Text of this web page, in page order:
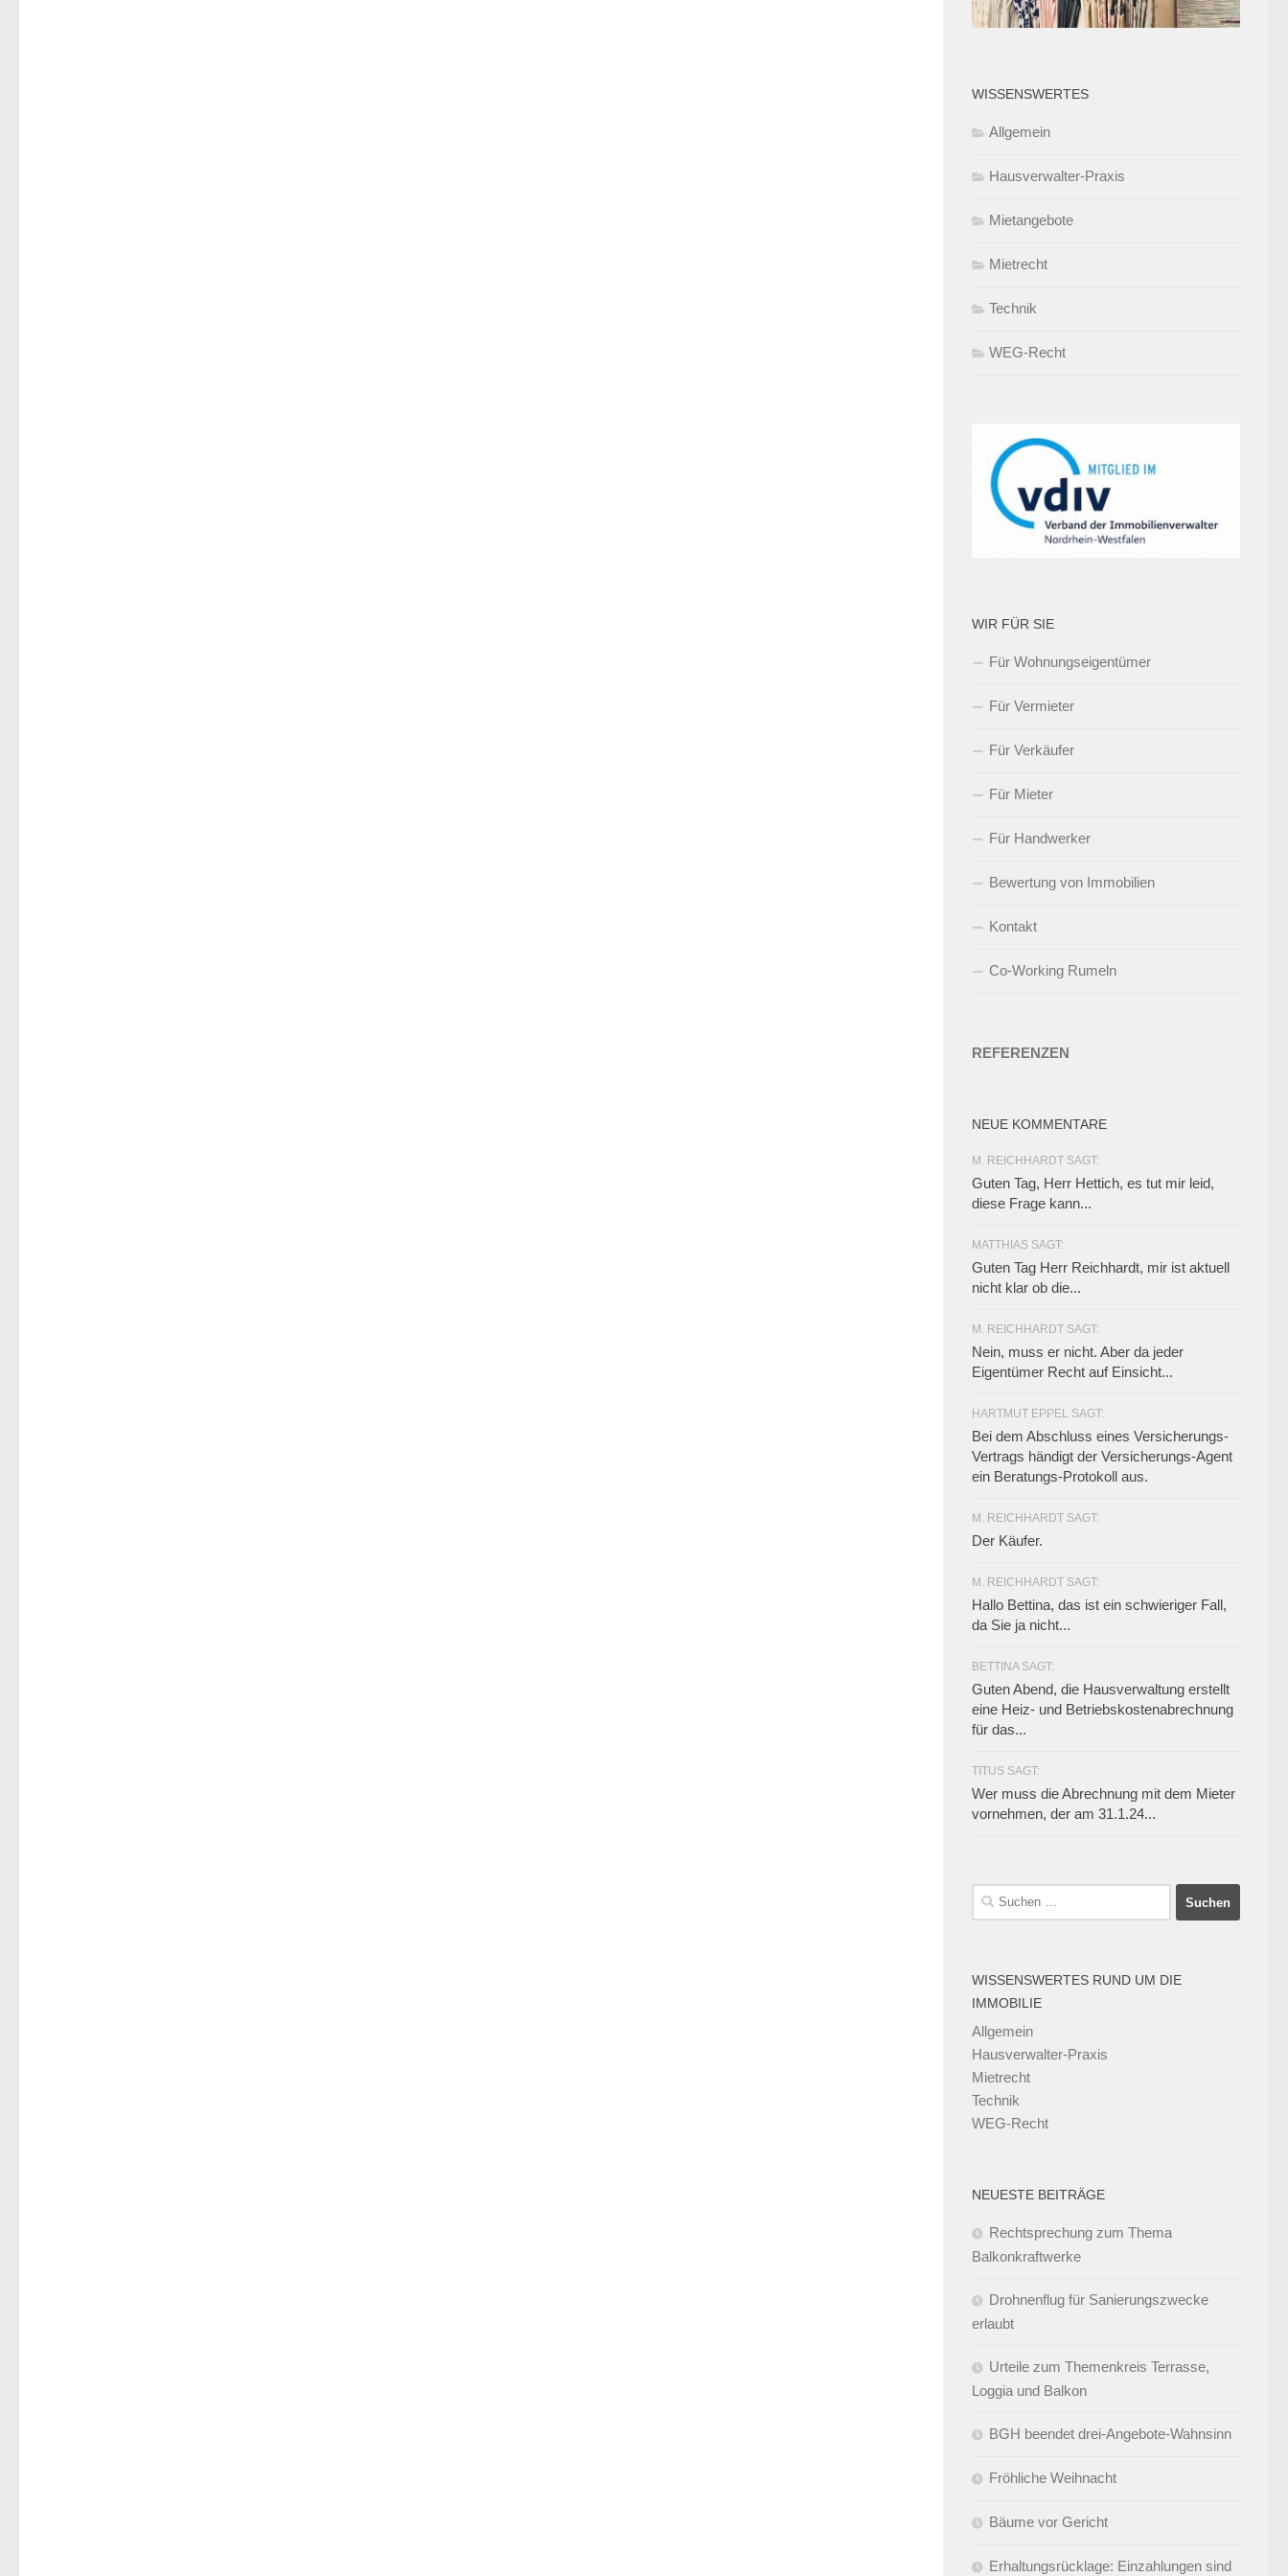
WISSENSWERTES
Allgemein
Hausverwalter-Praxis
Mietangebote
Mietrecht
Technik
WEG-Recht
WIR FÜR SIE
Für Wohnungseigentümer
Für Vermieter
Für Verkäufer
Für Mieter
Für Handwerker
Bewertung von Immobilien
Kontakt
Co-Working Rumeln
REFERENZEN
NEUE KOMMENTARE
M. REICHHARDT SAGT:
Guten Tag, Herr Hettich, es tut mir leid,
diese Frage kann...
MATTHIAS SAGT:
Guten Tag Herr Reichhardt, mir ist aktuell
nicht klar ob die...
M. REICHHARDT SAGT:
Nein, muss er nicht. Aber da jeder
Eigentümer Recht auf Einsicht...
HARTMUT EPPEL SAGT:
Bei dem Abschluss eines Versicherungs-
Vertrags händigt der Versicherungs-Agent
ein Beratungs-Protokoll aus.
M. REICHHARDT SAGT:
Der Käufer.
M. REICHHARDT SAGT:
Hallo Bettina, das ist ein schwieriger Fall,
da Sie ja nicht...
BETTINA SAGT:
Guten Abend, die Hausverwaltung erstellt
eine Heiz- und Betriebskostenabrechnung
für das...
TITUS SAGT:
Wer muss die Abrechnung mit dem Mieter
vornehmen, der am 31.1.24...
Suchen
nach:
WISSENSWERTES RUND UM DIE
IMMOBILIE
Allgemein
Hausverwalter-Praxis
Mietrecht
Technik
WEG-Recht
NEUESTE BEITRÄGE
Rechtsprechung zum Thema
Balkonkraftwerke
Drohnenflug für Sanierungszwecke
erlaubt
Urteile zum Themenkreis Terrasse,
Loggia und Balkon
BGH beendet drei-Angebote-Wahnsinn
Fröhliche Weihnacht
Bäume vor Gericht
Erhaltungsrücklage: Einzahlungen sind